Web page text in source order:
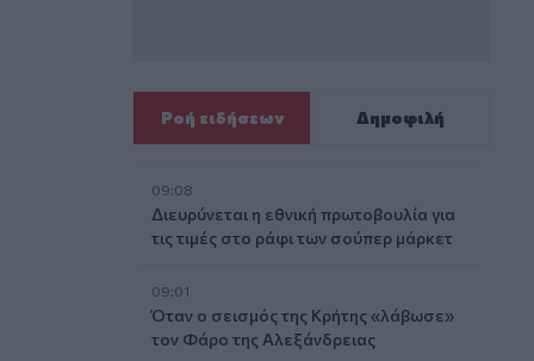
Ροή ειδήσεων Δημοφιλή
09:08
Διευρύνεται η εθνική πρωτοβουλία για
τις τιμές στο ράφι των σούπερ μάρκετ
09:01
Όταν ο σεισμός της Κρήτης «λάβωσε»
τον Φάρο της Αλεξάνδρειας